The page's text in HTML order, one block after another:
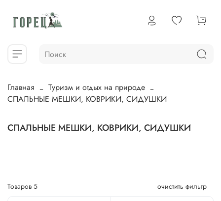
Главная
Туризм и отдых на природе
СПАЛЬНЫЕ МЕШКИ, КОВРИКИ, СИДУШКИ
СПАЛЬНЫЕ МЕШКИ, КОВРИКИ, СИДУШКИ
Товаров 5 очистить фильтр